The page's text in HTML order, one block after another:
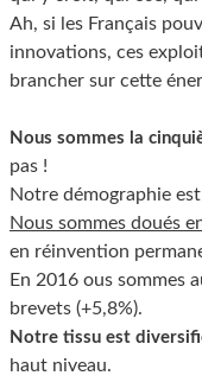
Ah, si les Français
innovations, ces
brancher sur cette
Nous sommes la
pas !
Notre démographie
Nous sommes doués
en réinvention
En 2016 ous sommes
brevets (+5,8%).
Notre tissu est
haut niveau.